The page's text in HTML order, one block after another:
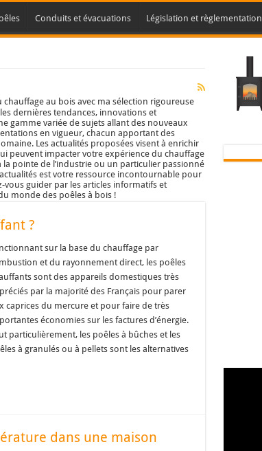
Conduits et évacuations Législation et règlementation
au bois avec ma sélection rigoureuse
dernières tendances, innovations et
gamme variée de sujets allant des nouveaux
en vigueur, chacun apportant des
Les actualités proposées visent à enrichir
peuvent impacter votre expérience du chauffage
pointe de l’industrie ou un particulier passionné
est votre ressource incontournable pour
vous guider par les articles informatifs et
monde des poêles à bois !
?
sur la base du chauffage par
et du rayonnement direct, les poêles
sont des appareils domestiques très
par la majorité des Français pour parer
caprices du mercure et pour faire de très
économies sur les factures d’énergie.
particulièrement, les poêles à bûches et les
à granulés ou à pellets sont les alternatives
dans une maison